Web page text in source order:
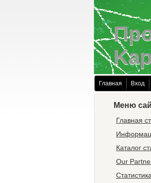
Главная Вход
Меню
Главная
Каталог
Our